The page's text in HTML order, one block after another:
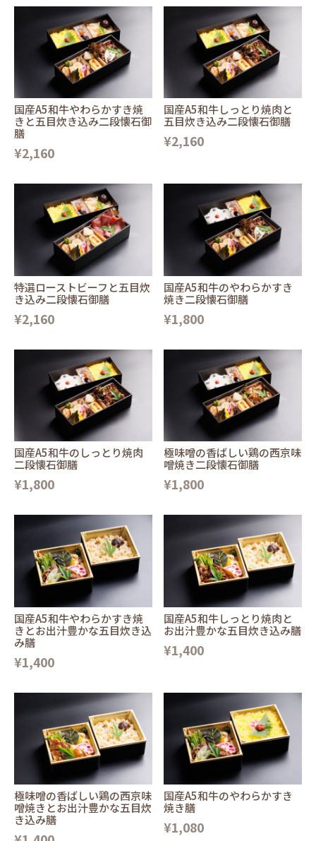
国産A5和牛やわらかすき焼
きと五目炊き込み二段懐石御
膳
¥2,160
国産A5和牛しっとり焼肉と
五目炊き込み二段懐石御膳
¥2,160
特選ローストビーフと五目炊
き込み二段懐石御膳
¥2,160
国産A5和牛のやわらかすき
焼き二段懐石御膳
¥1,800
国産A5和牛のしっとり焼肉
二段懐石御膳
¥1,800
極味噌の香ばしい鶏の西京味
噌焼き二段懐石御膳
¥1,800
国産A5和牛やわらかすき焼
きとお出汁豊かな五目炊き込
み膳
¥1,400
国産A5和牛しっとり焼肉と
お出汁豊かな五目炊き込み膳
¥1,400
極味噌の香ばしい鶏の西京味
噌焼きとお出汁豊かな五目炊
き込み膳
国産A5和牛のやわらかすき
焼き膳
¥1,080